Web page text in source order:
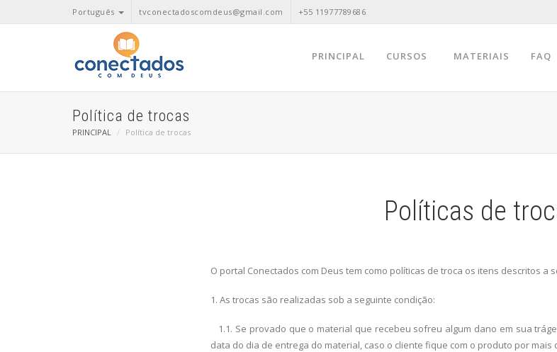
Português tvconectadoscomdeus@gmail.com +55 11977789686
PRINCIPAL CURSOS MATERIAIS FAQ
Política de trocas
PRINCIPAL Política de trocas
Políticas de
O portal Conectados com Deus tem como políticas de troca os itens descritos a
1. As trocas são realizadas sob a seguinte condição:
1.1. Se provado que o material que recebeu sofreu algum dano em sua
data do dia de entrega do material, caso o cliente fique com o produto por